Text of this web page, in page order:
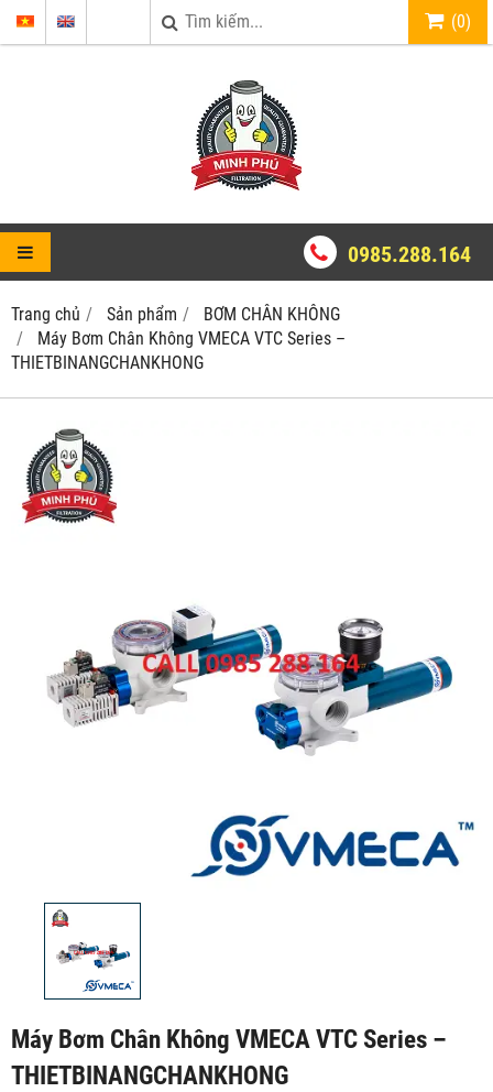
(0)
0985.288.164
Trang chủ Sản phẩm
BƠM CHÂN KHÔNG
Máy Bơm Chân Không VMECA VTC Series –
THIETBINANGCHANKHONG
Máy Bơm Chân Không VMECA VTC Series –
THIETBINANGCHANKHONG